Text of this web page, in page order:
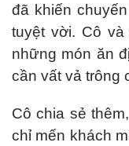
đã khiến
tuyệt vời. Cô
những món ăn
cần vất vả trông
Cô chia sẻ
chỉ mến khách